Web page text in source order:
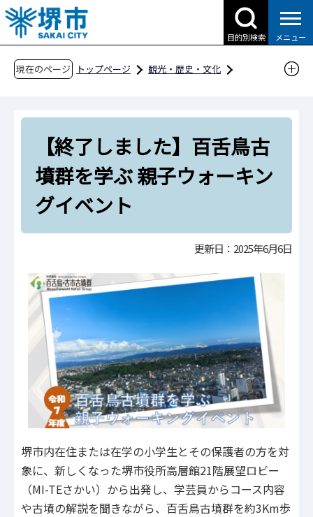
こ
の
ペ
目的別検索 メニュー
現在のページ トップページ
観光・歴史・文化
世界遺産「百舌鳥・古市古墳群」
様々な取組
令和7年度
【終了しました】百舌鳥古墳群を学ぶ 親子ウォ
ーキングイベント
【終了しました】百舌鳥古
墳群を学ぶ 親子ウォーキン
グイベント
更新日：2025年6月6日
堺市内在住または在学の小学生とその保護者の方を対
象に、新しくなった堺市役所高層館21階展望ロビー
（MI-TEさかい）から出発し、学芸員からコース内容
や古墳の解説を聞きながら、百舌鳥古墳群を約3Km歩